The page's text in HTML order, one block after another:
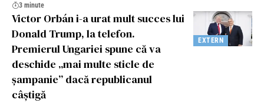
3 minute
EXTERN
Victor Orbán i-a urat mult succes lui
Donald Trump, la telefon.
Premierul Ungariei spune că va
deschide „mai multe sticle de
șampanie” dacă republicanul
câștigă